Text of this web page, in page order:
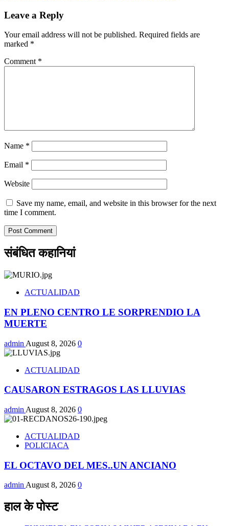
Leave a Reply
Your email address will not be published. Required fields are
marked *
Comment *
Name *
Email *
Website
Save my name, email, and website in this browser for the next
time I comment.
संबंधित कहानियां
ACTUALIDAD
EN PLENO CENTRO LE SORPRENDIO LA
MUERTE
admin August 8, 2026 0
ACTUALIDAD
CAUSARON ESTRAGOS LAS LLUVIAS
admin August 8, 2026 0
ACTUALIDAD
POLICIACA
EL OCTAVO DEL MES..UN ANCIANO
adminAugust 8, 2026 0
हाल के पोस्ट